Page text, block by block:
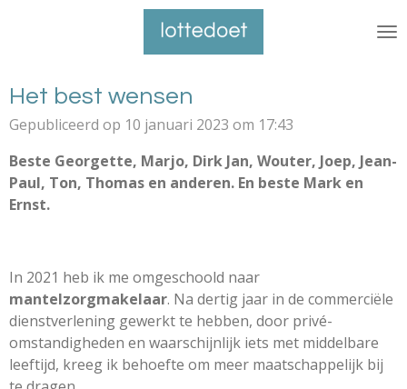
hoofdinhoud
Het best wensen
Gepubliceerd op 10 januari 2023 om 17:43
Beste Georgette, Marjo, Dirk Jan, Wouter, Joep, Jean-
Paul, Ton, Thomas en anderen. En beste Mark en
Ernst.
In 2021 heb ik me omgeschoold naar
mantelzorgmakelaar. Na dertig jaar in de commerciële
dienstverlening gewerkt te hebben, door privé-
omstandigheden en waarschijnlijk iets met middelbare
leeftijd, kreeg ik behoefte om meer maatschappelijk bij